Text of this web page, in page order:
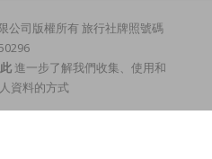
公司版權所有 旅行社牌照號碼
進一步了解我們收集、使用和
資料的方式